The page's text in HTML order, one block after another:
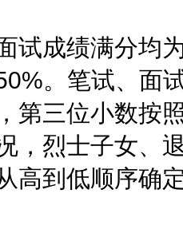
成绩满分均为
。笔试、面
第三位小数按
，烈士子女、
高到低顺序确